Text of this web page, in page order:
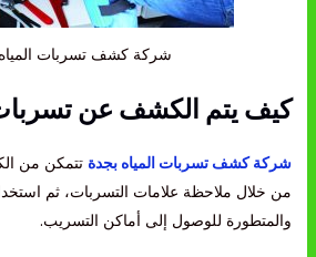
شركة كشف تسربات
كيف يتم الكشف عن
شركة كشف تسربات المياه بجدة تتمكن من
من خلال ملاحظة علامات التسربات، ثم
والمتطورة للوصول إلى أماكن التسريب.